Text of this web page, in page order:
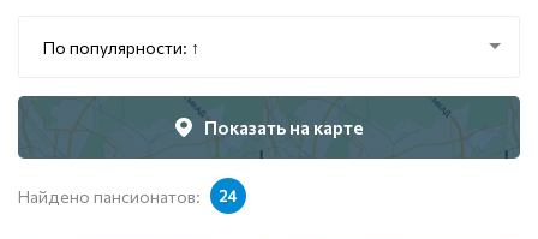
По популярности: ↑
Показать на карте
Найдено пансионатов: 24